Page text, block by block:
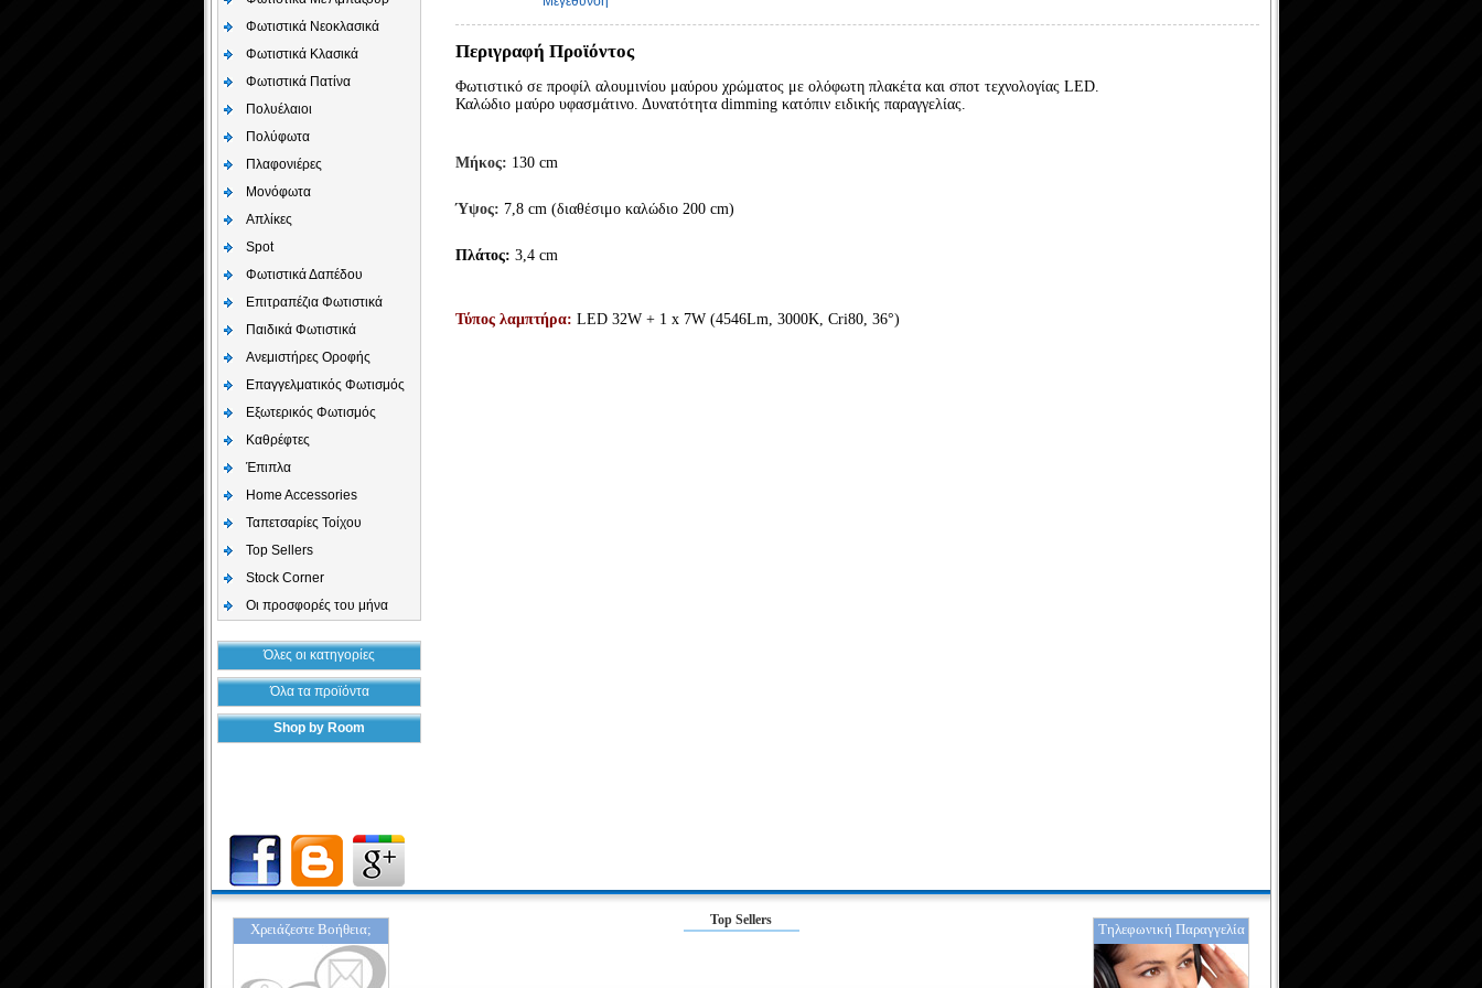
Φωτιστικά Νεοκλασικά
Φωτιστικά Κλασικά
Φωτιστικά Πατίνα
Πολυέλαιοι
Πολύφωτα
Πλαφονιέρες
Μονόφωτα
Απλίκες
Spot
Φωτιστικά Δαπέδου
Επιτραπέζια Φωτιστικά
Παιδικά Φωτιστικά
Aνεμιστήρες Οροφής
Επαγγελματικός Φωτισμός
Εξωτερικός Φωτισμός
Καθρέφτες
Έπιπλα
Home Accessories
Ταπετσαρίες Τοίχου
Top Sellers
Stock Corner
Οι προσφορές του μήνα
Όλες οι κατηγορίες
Όλα τα προϊόντα
Shop by Room
Περιγραφή Προϊόντος
Φωτιστικό σε προφίλ αλουμινίου μαύρου χρώματος με ολόφωτη πλακέτα και σποτ τεχνολογίας LED.
Καλώδιο μαύρο υφασμάτινο. Δυνατότητα dimming κατόπιν ειδικής παραγγελίας.
Μήκος: 130cm
Ύψος: 7,8 cm (διαθέσιμο καλώδιο 200 cm)
Πλάτος: 3,4 cm
Τύπος λαμπτήρα:LED 32W + 1 x 7W (4546Lm, 3000K, Cri80, 36°)
Χρειάζεστε Βοήθεια;
Top Sellers
Τηλεφωνική Παραγγελία